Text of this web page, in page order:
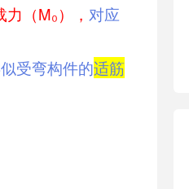
（M₀）， 对应
受弯构件的适筋